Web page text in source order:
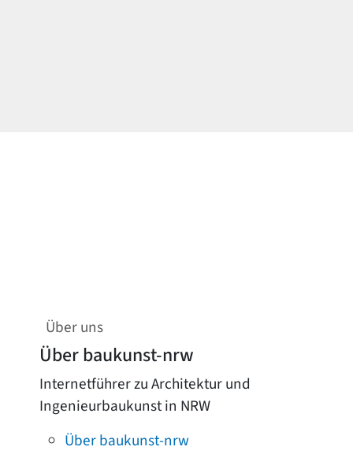
Über uns
Über baukunst-nrw
Internetführer zu Architektur und
Ingenieurbaukunst in NRW
Über baukunst-nrw